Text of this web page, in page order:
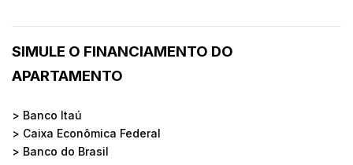
SIMULE O FINANCIAMENTO DO
APARTAMENTO
> Banco Itaú
> Caixa Econômica Federal
> Banco do Brasil